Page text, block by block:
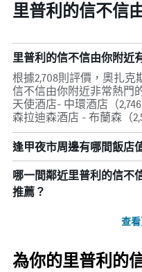
里普利的信不信
里普利的信不信由你附近
根據2,708則評價，奧扎
信不信由你附近非常熱門
天使酒店- 中環酒店（
森拉迪森酒店 - 布蘭森（
逢甲夜市周邊有哪間飯店
哪一間鄰近里普利的信不
推薦？
查
為你的里普利的